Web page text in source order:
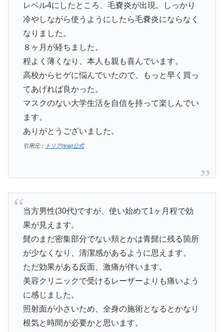
レベル4にしたところ、毛嚢炎が出現。しっかり
冷やしながら使うようにしたら毛嚢炎にならなく
なりました。
８ヶ月が経ちました。
程よく薄くなり、本人も親も喜んでいます。
高校からヒゲに悩んでいたので、もっと早く買っ
てあげれば良かった。
マスクのない大学生活を自信を持って楽しんでい
ます。
ありがとうございました。
引用元： トリア(tria)公式
当方男性(30代)ですが、使い始めて1ヶ月程で効
果が見えます。
髭のまだ密集部分でない頬とかは青髭に残る箇所
が少なくなり、清潔感があるように思えます。
ただ効果がある反面、激痛が伴います。
美容クリニックで受けるレーザーよりも痛いよう
に感じました。
照射面が小さいため、全身の施術となるとかなり
根気と時間が必要かと思います。